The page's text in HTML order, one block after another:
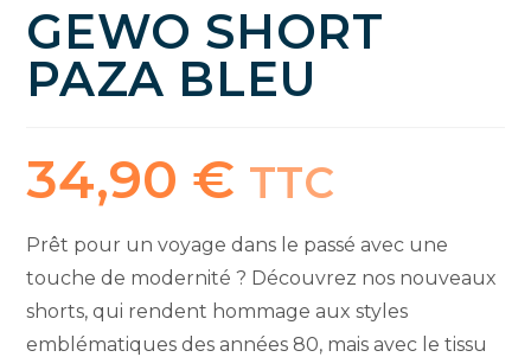
GEWO SHORT
PAZA BLEU
34,90 € TTC
Prêt pour un voyage dans le passé avec une
touche de modernité ? Découvrez nos nouveaux
shorts, qui rendent hommage aux styles
emblématiques des années 80, mais avec le tissu